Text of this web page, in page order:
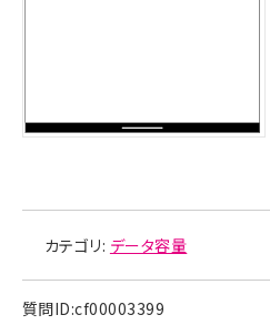
カテゴリ: データ容量
質問ID:cf00003399